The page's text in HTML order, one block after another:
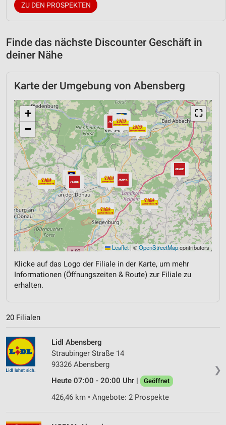
ZU DEN PROSPEKTEN
Finde das nächste Discounter Geschäft in
deiner Nähe
Karte der Umgebung von Abensberg
⛶
+
−
Leaflet | ©OpenStreetMapcontributors
Klicke auf das Logo der Filiale in der Karte, um mehr
Informationen (Öffnungszeiten & Route) zur Filiale zu
erhalten.
20 Filialen
❯
Lidl Abensberg
Straubinger Straße 14
93326 Abensberg
Heute 07:00 - 20:00 Uhr |
Geöffnet
426,46 km • Angebote: 2 Prospekte